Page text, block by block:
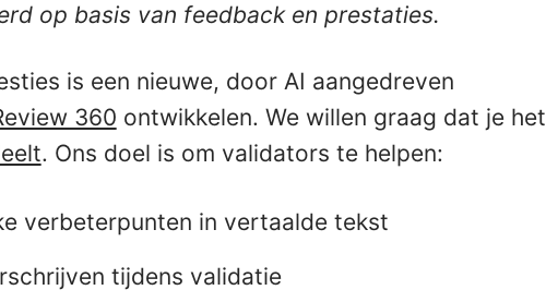
op basis van feedback en prestaties.
is een nieuwe, door AI aangedreven
360 ontwikkelen. We willen graag dat je het
. Ons doel is om validators te helpen:
verbeterpunten in vertaalde tekst
tijdens validatie